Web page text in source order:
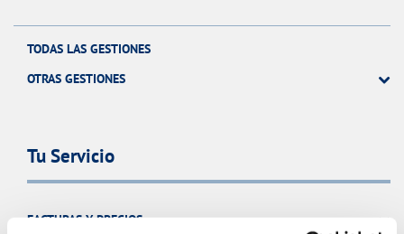
TODAS LAS GESTIONES
OTRAS GESTIONES
Tu Servicio
FACTURAS Y PRECIOS